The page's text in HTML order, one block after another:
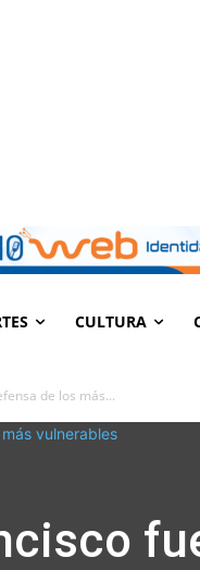
CULTURA
de los más...